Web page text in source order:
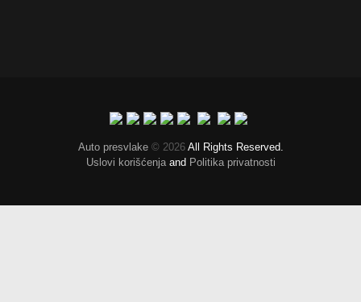
Auto presvlake© 2026 All Rights Reserved.
Uslovi korišćenja and Politika privatnosti